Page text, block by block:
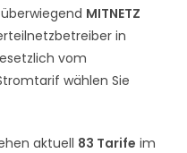
MITNETZ
in
vom
wählen Sie
aktuell 83 Tarife im